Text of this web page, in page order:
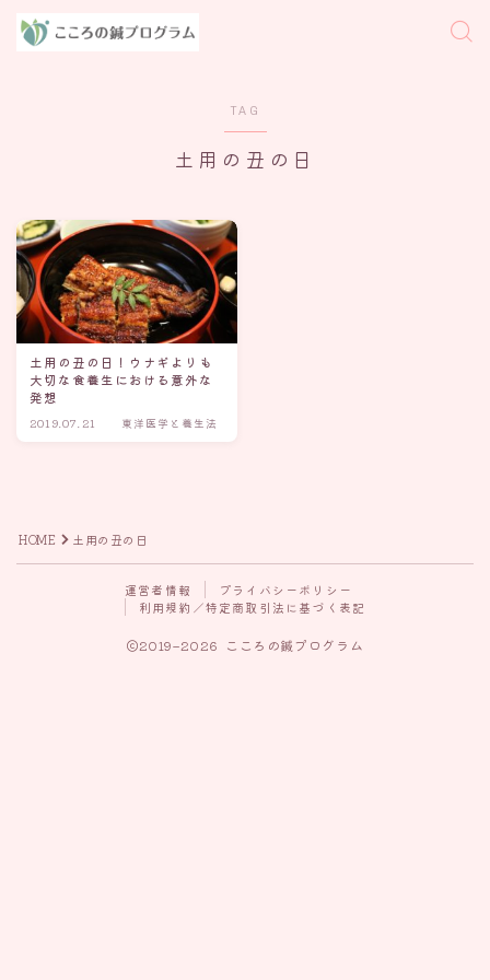
TAG
土用の丑の日
土用の丑の日！ウナギよりも
大切な食養生における意外な
発想
2019.07.21 東洋医学と養生法
HOME 土用の丑の日
運営者情報
プライバシーポリシー
利用規約／特定商取引法に基づく表記
2019–2026 こころの鍼プログラム